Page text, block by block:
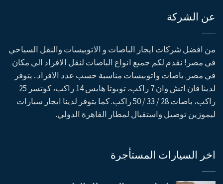
عن الشركة
من افضل شركات ايجار الباصات و الاتوبيسات والنقل السياحي
في مصر! نقدم لكم جميع انواع الباصات لنقل الافراد الي مكان
في مصر. باصات واتوبيسات مناسبة حسب عدد الافراد.. يتوفر
لدينا فان اتش وان 7 راكب، تويوتا هايس 14 راكب، كوتسر 25
راكب، باصات 28 / 33 / 50 راكب. كما يتوفر لدينا ايجار سيارات
ليموزين توصيل واستقبال لمطار القاهرة الدولي.
اخر السيارات المستأجرة